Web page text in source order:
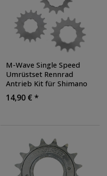
M-Wave Single Speed
Umrüstset Rennrad
Antrieb Kit für Shimano
Kassette 8-/9-/10-fach
Eingang-Antrieb Fixie
14,90 € *